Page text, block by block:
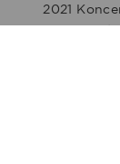
2021
Kapcsolat |